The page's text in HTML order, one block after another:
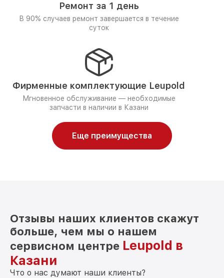
Ремонт за 1 день
В 90% случаев ремонт завершается в течение
суток
Фирменные комплектующие Leupold
Мгновенное обслуживание — необходимые
запчасти в наличии в Казани
Еще преимущества
Отзывы наших клиентов скажут
больше, чем мы о нашем
сервисном центре Leupold в
Казани
Что о нас думают наши клиенты?